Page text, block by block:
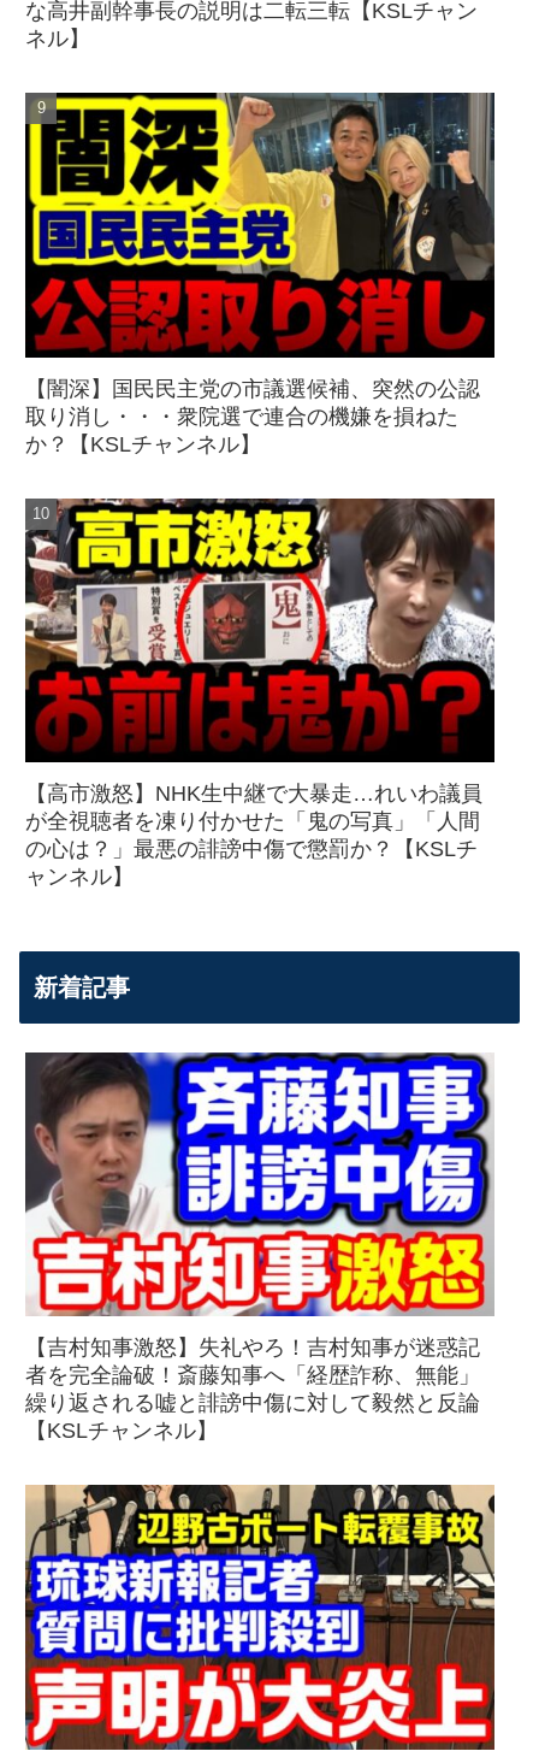
な高井副幹事長の説明は二転三転【KSLチャン
ネル】
【闇深】国民民主党の市議選候補、突然の公認
取り消し・・・衆院選で連合の機嫌を損ねた
か？【KSLチャンネル】
【高市激怒】NHK生中継で大暴走…れいわ議員
が全視聴者を凍り付かせた「鬼の写真」「人間
の心は？」最悪の誹謗中傷で懲罰か？【KSLチ
ャンネル】
新着記事
【吉村知事激怒】失礼やろ！吉村知事が迷惑記
者を完全論破！斎藤知事へ「経歴詐称、無能」
繰り返される嘘と誹謗中傷に対して毅然と反論
【KSLチャンネル】